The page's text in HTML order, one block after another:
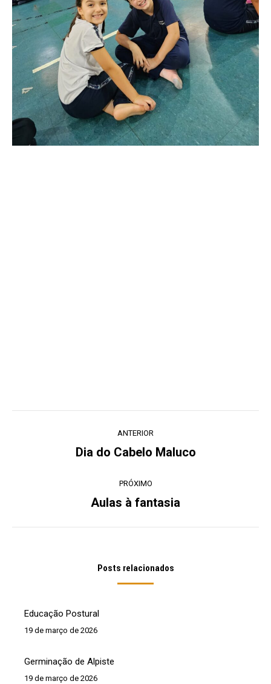
ANTERIOR
Post
Dia do Cabelo Maluco
PRÓXIMO
Próximo
Aulas à fantasia
Posts relacionados
Educação Postural
19 de março de 2026
Germinação de Alpiste
19 de março de 2026